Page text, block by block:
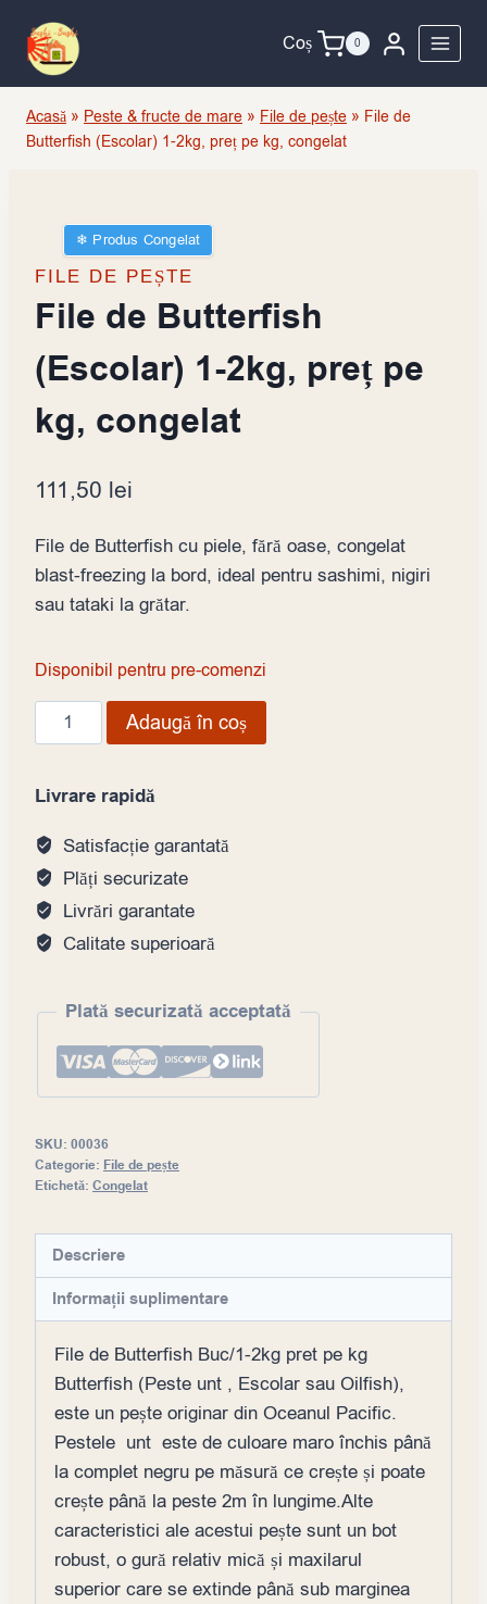
content
Coș 0
Acasă » Peste & fructe de mare » File de pește » File de
Butterfish (Escolar) 1-2kg, preț pe kg, congelat
❄︎ Produs Congelat
FILE DE PEȘTE
File de Butterfish
(Escolar) 1-2kg, preț pe
kg, congelat
111,50 lei
File de Butterfish cu piele, fără oase, congelat
blast-freezing la bord, ideal pentru sashimi, nigiri
sau tataki la grătar.
Disponibil pentru pre-comenzi
Cantitate
File
Butterfish
(Escolar)
1-
2kg,
preț
pe
congelat
Adaugă în coș
Livrare rapidă
Satisfacție garantată
Plăți securizate
Livrări garantate
Calitate superioară
Plată securizată acceptată
SKU: 00036
Categorie: File de pește
Etichetă: Congelat
Descriere
Informații suplimentare
File de Butterfish Buc/1-2kg pret pe kg
Butterfish (Peste unt , Escolar sau Oilfish),
este un pește originar din Oceanul Pacific.
Pestele unt este de culoare maro închis până
la complet negru pe măsură ce crește și poate
crește până la peste 2m în lungime.Alte
caracteristici ale acestui pește sunt un bot
robust, o gură relativ mică și maxilarul
superior care se extinde până sub marginea